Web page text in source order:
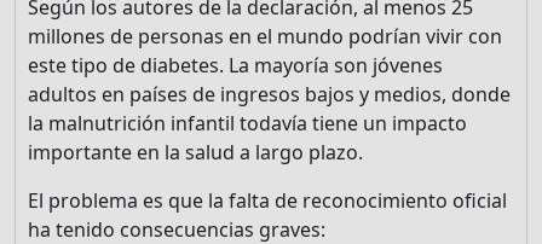
Según los autores de la declaración, al menos 25
millones de personas en el mundo podrían vivir con
este tipo de diabetes. La mayoría son jóvenes
adultos en países de ingresos bajos y medios, donde
la malnutrición infantil todavía tiene un impacto
importante en la salud a largo plazo.
El problema es que la falta de reconocimiento oficial
ha tenido consecuencias graves: